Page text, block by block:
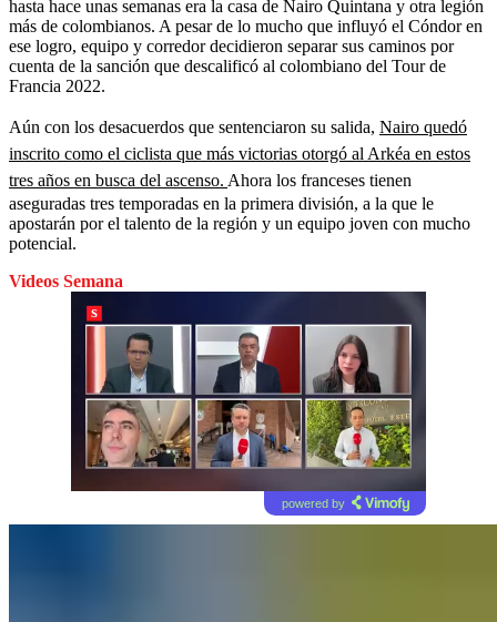
hasta hace unas semanas era la casa de Nairo Quintana y otra legión
más de colombianos. A pesar de lo mucho que influyó el Cóndor en
ese logro, equipo y corredor decidieron separar sus caminos por
cuenta de la sanción que descalificó al colombiano del Tour de
Francia 2022.
Aún con los desacuerdos que sentenciaron su salida, Nairo quedó
inscrito como el ciclista que más victorias otorgó al Arkéa en estos
tres años en busca del ascenso. Ahora los franceses tienen
aseguradas tres temporadas en la primera división, a la que le
apostarán por el talento de la región y un equipo joven con mucho
potencial.
Videos Semana
powered by